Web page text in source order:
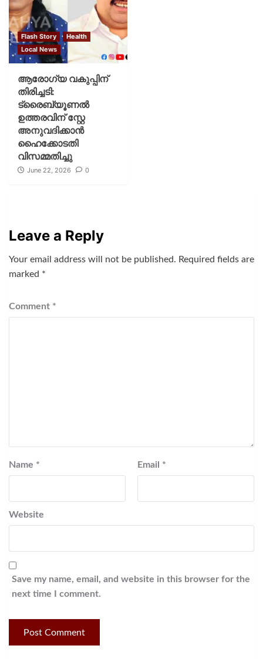
Flash Story
Health
Local News
ആരോഗ്യ വകുപ്പിന്
തിരിച്ചടി:
ട്രൈബ്യൂണൽ
ഉത്തരവിന് സ്റ്റേ
അനുവദിക്കാൻ
ഹൈക്കോടതി
വിസമ്മതിച്ചു
June 22, 2026 0
Leave a Reply
Your email address will not be published. Required fields are
marked *
Comment *
Name * Email *
Website
Save my name, email, and website in this browser for the
next time I comment.